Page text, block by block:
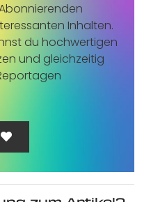
Inhalten.
du hochwertigen
und gleichzeitig